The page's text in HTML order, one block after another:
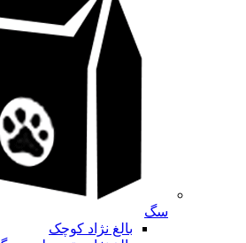
سگ
بالغ نژاد کوچک